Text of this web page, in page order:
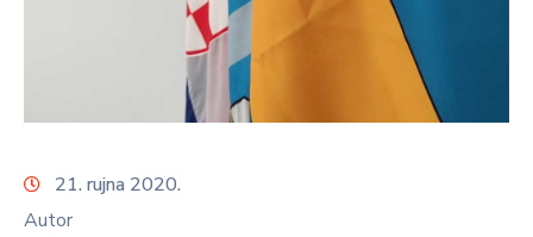
21. rujna 2020.
Autor